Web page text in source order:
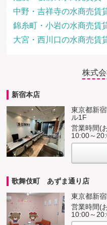
中野・吉祥寺の水商売賃
錦糸町・小岩の水商売賃
大宮・西川口の水商売賃
株式
新宿本店
東京都新
ル1F
営業時間(
10:00～
歌舞伎町 あずま通り店
東京都新
営業時間(
10:00～